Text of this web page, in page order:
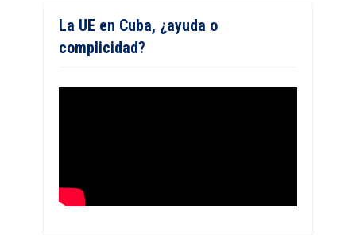
La UE en Cuba, ¿ayuda o
complicidad?